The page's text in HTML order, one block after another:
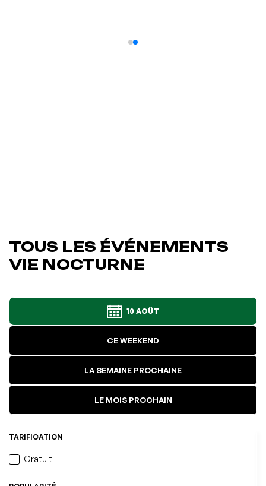
TOUS LES ÉVÉNEMENTS
VIE NOCTURNE
10 AOÛT
CE WEEKEND
LA SEMAINE PROCHAINE
LE MOIS PROCHAIN
TARIFICATION
Gratuit